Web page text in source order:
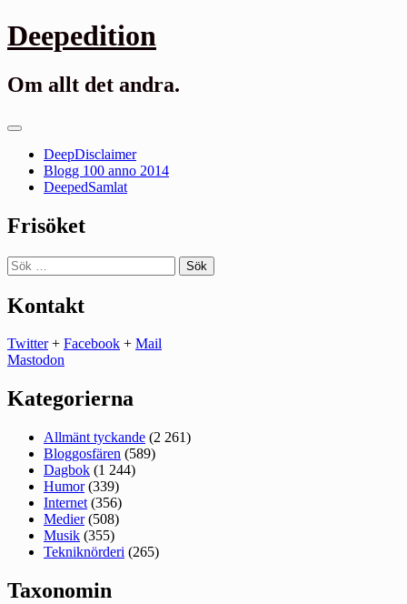
Gå
till
Deepedition
Om allt det andra.
Primär
DeepDisclaimer
Blogg 100 anno 2014
DeepedSamlat
Frisöket
Sök
efter:
Kontakt
Twitter+ Facebook + Mail
Mastodon
Kategorierna
Allmänt tyckande (2 261)
Bloggosfären (589)
Dagbok (1 244)
Humor(339)
Internet (356)
Medier(508)
Musik (355)
Tekniknörderi (265)
Taxonomin